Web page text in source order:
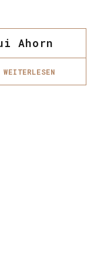
Ahorn
WEITERLESEN